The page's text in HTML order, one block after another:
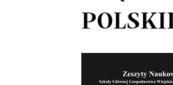
Article